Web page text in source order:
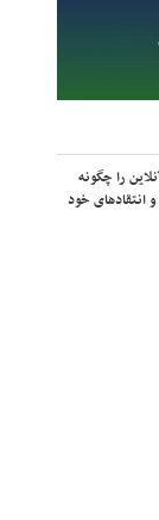
را چگونه
انتقادهای خود